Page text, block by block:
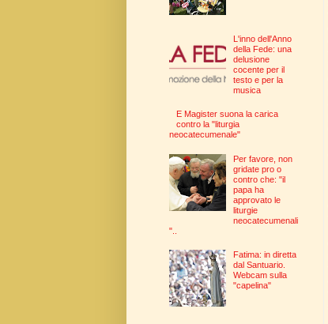
L'inno dell'Anno
della Fede: una
delusione
cocente per il
testo e per la
musica
E Magister suona la carica
contro la "liturgia
neocatecumenale"
Per favore, non
gridate pro o
contro che: "il
papa ha
approvato le
liturgie
neocatecumenali
"..
Fatima: in diretta
dal Santuario.
Webcam sulla
"capelina"